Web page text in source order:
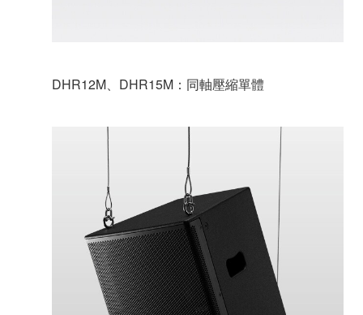
DHR12M、DHR15M：同軸壓縮單體